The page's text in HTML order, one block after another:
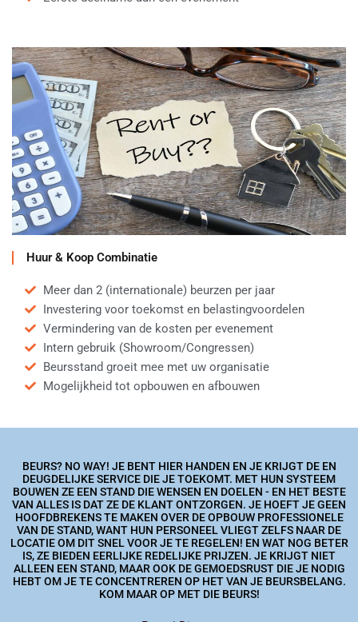
Huur & Koop Combinatie
Meer dan 2 (internationale) beurzen per jaar
Investering voor toekomst en belastingvoordelen
Vermindering van de kosten per evenement
Intern gebruik (Showroom/Congressen)
Beursstand groeit mee met uw organisatie
Mogelijkheid tot opbouwen en afbouwen
BEURS? NO WAY! JE BENT HIER HANDEN EN JE KRIJGT DE EN
DEUGDELIJKE SERVICE DIE JE TOEKOMT. MET HUN SYSTEEM
BOUWEN ZE EEN STAND DIE WENSEN EN DOELEN - EN HET BESTE
VAN ALLES IS DAT ZE DE KLANT ONTZORGEN. JE HOEFT JE GEEN
HOOFDBREKENS TE MAKEN OVER DE OPBOUW PROFESSIONELE
VAN DE STAND, WANT HUN PERSONEEL VLIEGT ZELFS NAAR DE
LOCATIE OM DIT SNEL VOOR JE TE REGELEN! EN WAT NOG BETER
IS, ZE BIEDEN EERLIJKE REDELIJKE PRIJZEN. JE KRIJGT NIET
ALLEEN EEN STAND, MAAR OOK DE GEMOEDSRUST DIE JE NODIG
HEBT OM JE TE CONCENTREREN OP HET VAN JE BEURSBELANG.
KOM MAAR OP MET DIE BEURS!